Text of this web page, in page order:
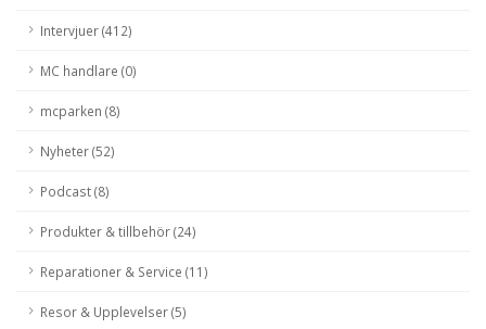
Intervjuer (412)
MC handlare (0)
mcparken (8)
Nyheter (52)
Podcast (8)
Produkter & tillbehör (24)
Reparationer & Service (11)
Resor & Upplevelser (5)